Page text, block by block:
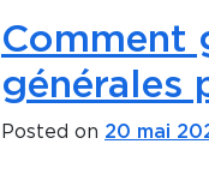
Comment
générales
Posted on 20 mai